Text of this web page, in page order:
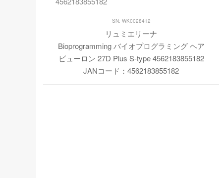
SN: WK0028412
リュミエリーナ
Bioprogramming バイオプログラミング ヘア
ビューロン 27D Plus S-type 4562183855182
JANコード：4562183855182